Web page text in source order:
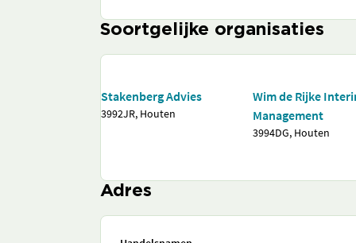
Soortgelijke organisaties
Stakenberg Advies
3992JR, Houten
Wim de Rijke
Management
3994DG, Houten
Adres